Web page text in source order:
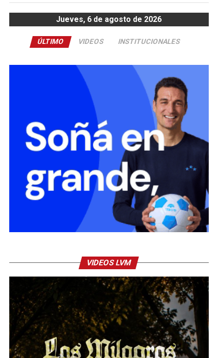
Jueves, 6 de agosto de 2026
ÚLTIMO VIDEOS INSTITUCIONALES
VIDEOS LVM